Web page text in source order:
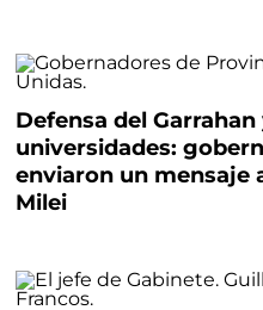
Defensa del Garrahan
universidades:
enviaron un mensaje
Milei